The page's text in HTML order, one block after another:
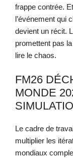
frappe contrée.
l’événement qui
devient un récit.
promettent pas
lire le chaos.
FM26
MONDE
Le cadre de
multiplier les
mondiaux